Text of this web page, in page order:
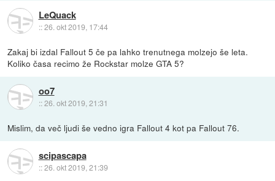
LeQuack
::26. okt 2019, 17:44
Zakaj bi izdal Fallout 5 če pa lahko trenutnega molzejo še leta.
Koliko časa recimo že Rockstar molze GTA 5?
oo7
::26. okt 2019, 21:31
Mislim, da več ljudi še vedno igra Fallout 4 kot pa Fallout 76.
scipascapa
::26. okt 2019, 21:39